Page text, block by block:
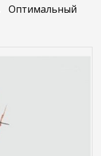
Оптимальный